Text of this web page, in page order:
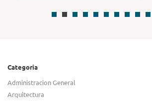
Categoria
Administracion General
Arquitectura